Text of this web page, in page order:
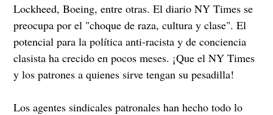
Lockheed, Boeing, entre otras. El diario NY Times se
preocupa por el "choque de raza, cultura y clase". El
potencial para la política anti-racista y de conciencia
clasista ha crecido en pocos meses. ¡Que el NY Times
y los patrones a quienes sirve tengan su pesadilla!
Los agentes sindicales patronales han hecho todo lo